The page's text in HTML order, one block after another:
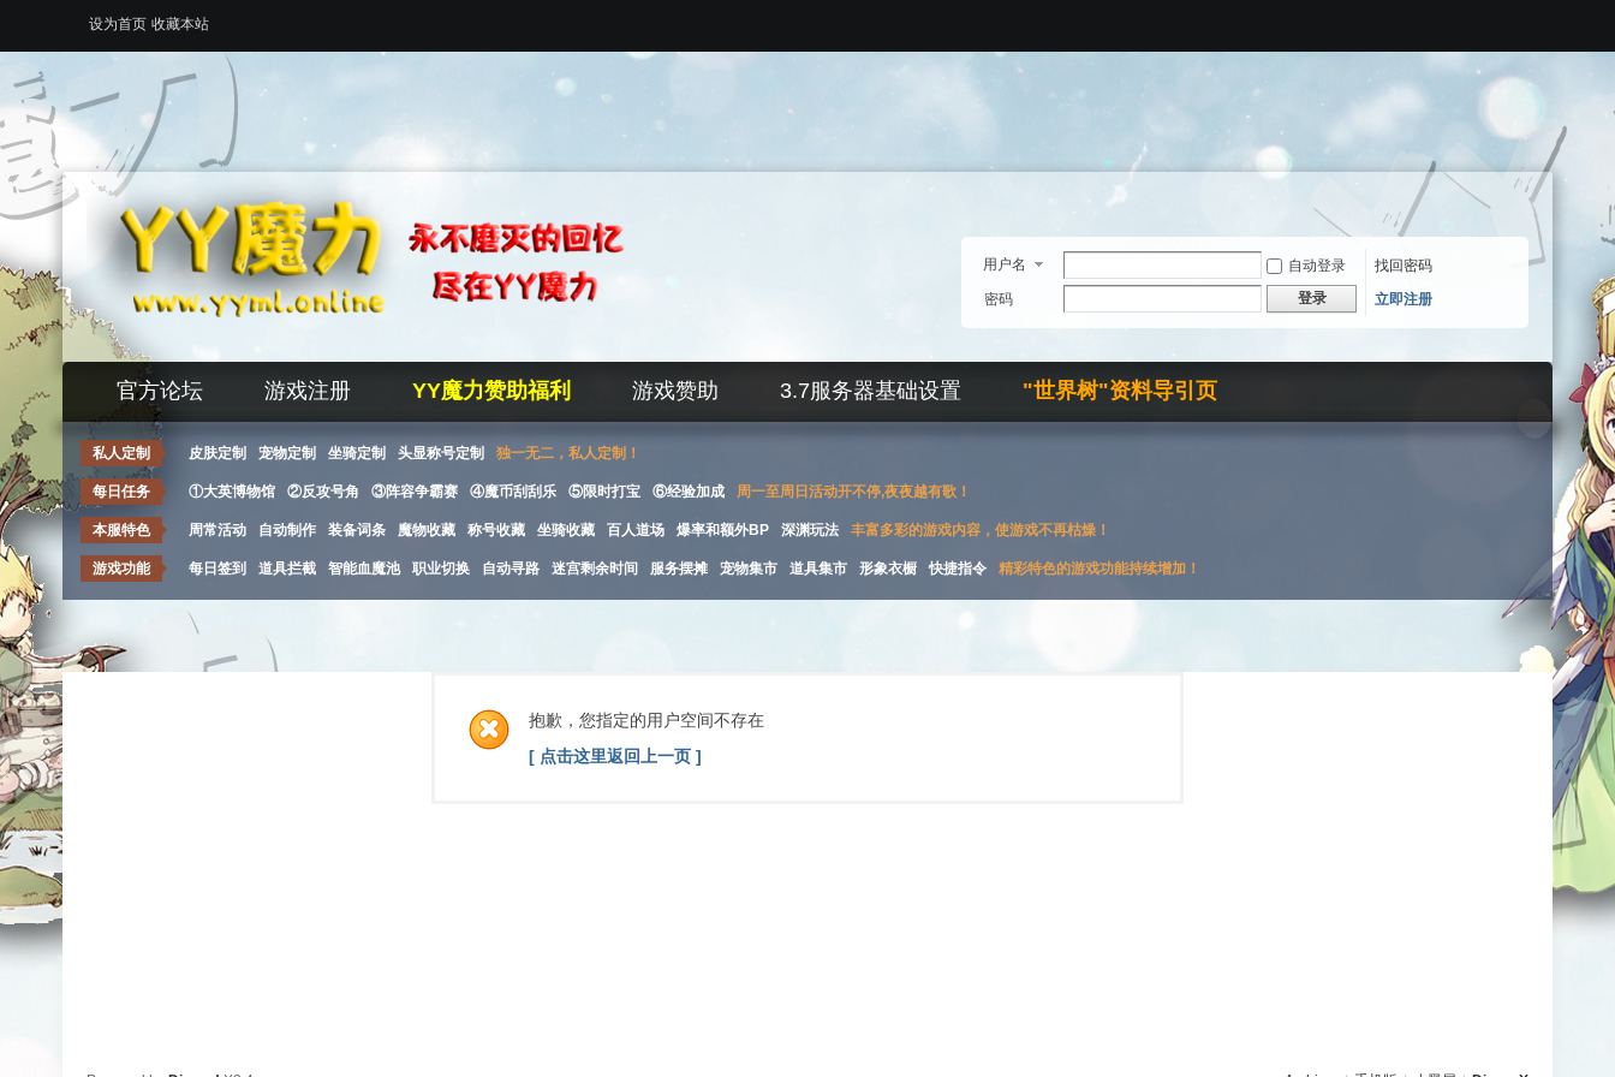
设为首页 收藏本站
用户名 自动登录
找回密码
密码
登录 立即注册
官方论坛 游戏注册 YY魔力赞助福利 游戏赞助 3.7服务器基础设置 "世界树"资料导引页
私人定制 皮肤定制 宠物定制 坐骑定制 头显称号定制 独一无二，私人定制！
每日任务 ①大英博物馆 ②反攻号角 ③阵容争霸赛 ④魔币刮刮乐 ⑤限时打宝 ⑥经验加成 周一至周日活动开不停,夜夜越有歌！
本服特色 周常活动 自动制作 装备词条 魔物收藏 称号收藏 坐骑收藏 百人道场 爆率和额外BP 深渊玩法 丰富多彩的游戏内容，使游戏不再枯燥！
游戏功能 每日签到 道具拦截 智能血魔池 职业切换 自动寻路 迷宫剩余时间 服务摆摊 宠物集市 道具集市 形象衣橱 快捷指令 精彩特色的游戏功能持续增加！
抱歉，您指定的用户空间不存在
[ 点击这里返回上一页 ]